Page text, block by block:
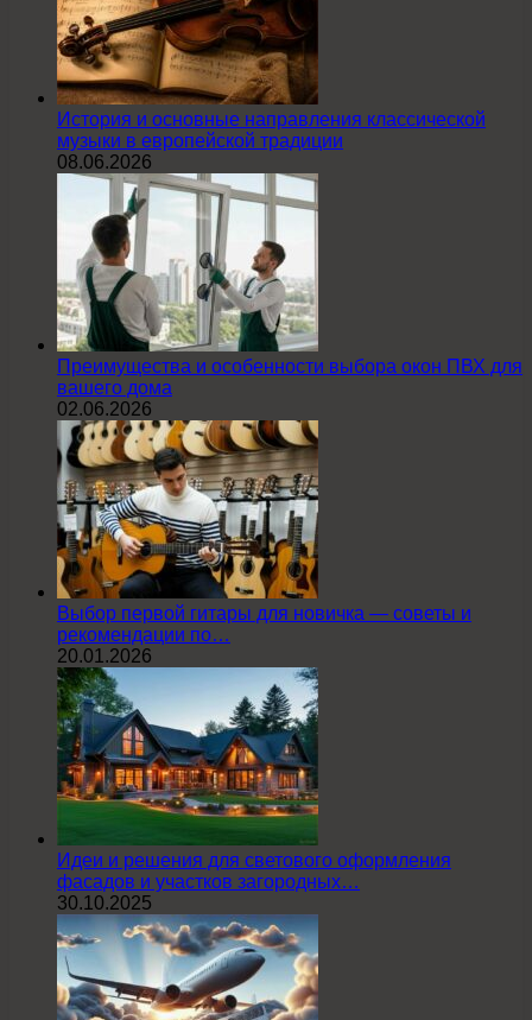
История и основные направления классической
музыки в европейской традиции
08.06.2026
Преимущества и особенности выбора окон ПВХ для
вашего дома
02.06.2026
Выбор первой гитары для новичка — советы и
рекомендации по…
20.01.2026
Идеи и решения для светового оформления
фасадов и участков загородных…
30.10.2025